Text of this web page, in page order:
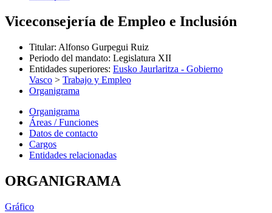
Viceconsejería de Empleo e Inclusión
Titular: Alfonso Gurpegui Ruiz
Periodo del mandato: Legislatura XII
Entidades superiores: Eusko Jaurlaritza - Gobierno
Vasco > Trabajo y Empleo
Organigrama
Organigrama
Áreas / Funciones
Datos de contacto
Cargos
Entidades relacionadas
ORGANIGRAMA
Gráfico